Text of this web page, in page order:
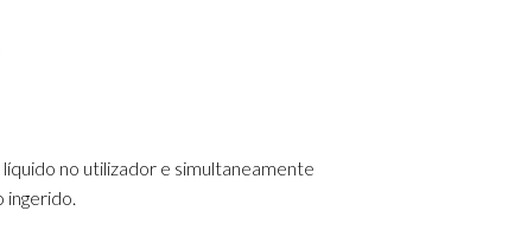
no utilizador e simultaneamente
ingerido.